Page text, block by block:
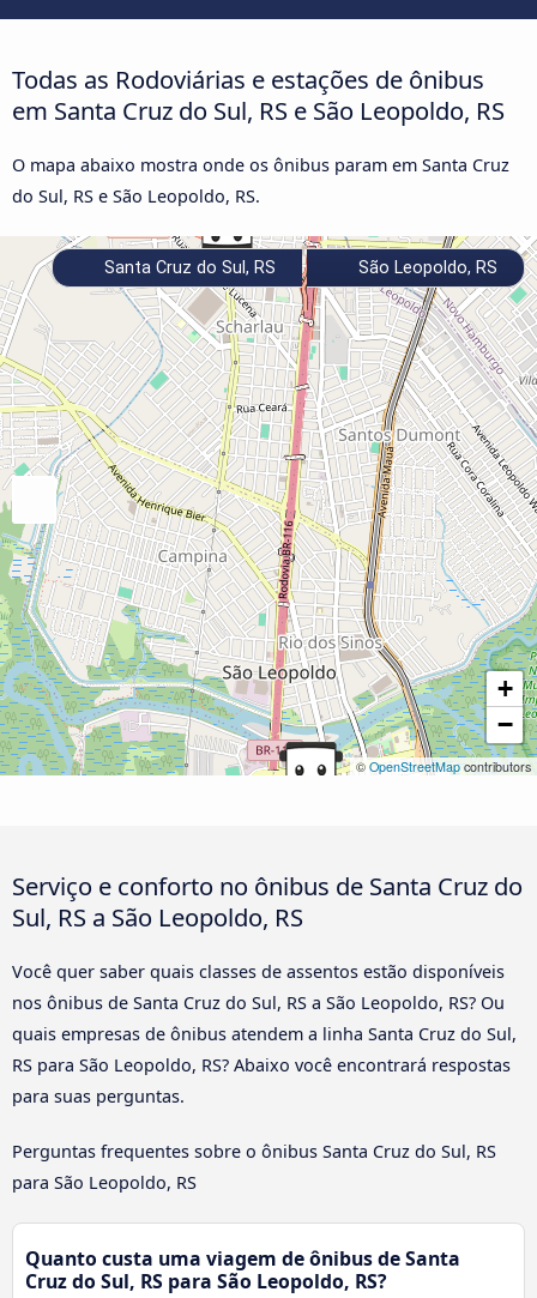
Todas as Rodoviárias e estações de ônibus
em Santa Cruz do Sul, RS e São Leopoldo, RS
O mapa abaixo mostra onde os ônibus param em Santa Cruz
do Sul, RS e São Leopoldo, RS.
+
−
© OpenStreetMap contributors
Santa Cruz do Sul, RS São Leopoldo, RS
Serviço e conforto no ônibus de Santa Cruz do
Sul, RS a São Leopoldo, RS
Você quer saber quais classes de assentos estão disponíveis
nos ônibus de Santa Cruz do Sul, RS a São Leopoldo, RS? Ou
quais empresas de ônibus atendem a linha Santa Cruz do Sul,
RS para São Leopoldo, RS? Abaixo você encontrará respostas
para suas perguntas.
Perguntas frequentes sobre o ônibus Santa Cruz do Sul, RS
para São Leopoldo, RS
Quanto custa uma viagem de ônibus de Santa
Cruz do Sul, RS para São Leopoldo, RS?